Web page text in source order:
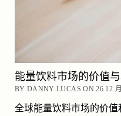
能量饮料市场的价值
BY DANNY LUCAS ON 26 12
全球能量饮料市场的价